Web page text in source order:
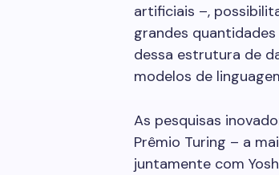
artificiais –,
grandes
dessa estrutura de
modelos de
As pesquisas
Prêmio Turing – a
juntamente com